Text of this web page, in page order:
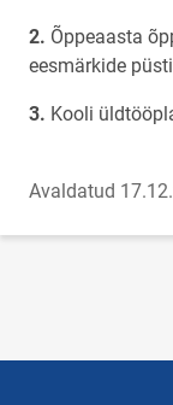
Õppeaasta
eesmärkide
Kooli
Avaldatud